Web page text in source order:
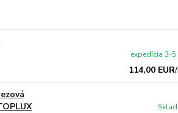
114,00 EUR/
expedícia 3-